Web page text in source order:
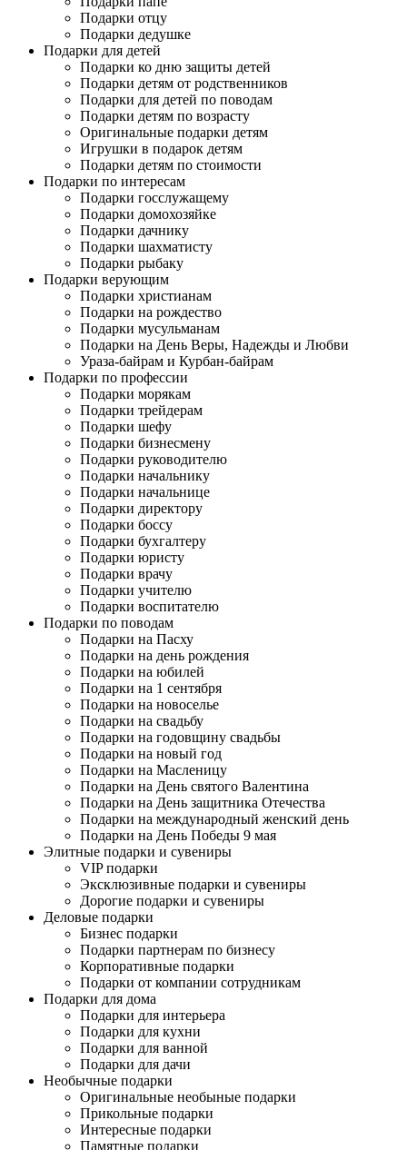
Подарки отцу
Подарки дедушке
Подарки для детей
Подарки ко дню защиты детей
Подарки детям от родственников
Подарки для детей по поводам
Подарки детям по возрасту
Оригинальные подарки детям
Игрушки в подарок детям
Подарки детям по стоимости
Подарки по интересам
Подарки госслужащему
Подарки домохозяйке
Подарки дачнику
Подарки шахматисту
Подарки рыбаку
Подарки верующим
Подарки христианам
Подарки на рождество
Подарки мусульманам
Подарки на День Веры, Надежды и Любви
Ураза-байрам и Курбан-байрам
Подарки по профессии
Подарки морякам
Подарки трейдерам
Подарки шефу
Подарки бизнесмену
Подарки руководителю
Подарки начальнику
Подарки начальнице
Подарки директору
Подарки боссу
Подарки бухгалтеру
Подарки юристу
Подарки врачу
Подарки учителю
Подарки воспитателю
Подарки по поводам
Подарки на Пасху
Подарки на день рождения
Подарки на юбилей
Подарки на 1 сентября
Подарки на новоселье
Подарки на свадьбу
Подарки на годовщину свадьбы
Подарки на новый год
Подарки на Масленицу
Подарки на День святого Валентина
Подарки на День защитника Отечества
Подарки на международный женский день
Подарки на День Победы 9 мая
Элитные подарки и сувениры
VIP подарки
Эксклюзивные подарки и сувениры
Дорогие подарки и сувениры
Деловые подарки
Бизнес подарки
Подарки партнерам по бизнесу
Корпоративные подарки
Подарки от компании сотрудникам
Подарки для дома
Подарки для интерьера
Подарки для кухни
Подарки для ванной
Подарки для дачи
Необычные подарки
Оригинальные необыные подарки
Прикольные подарки
Интересные подарки
Памятные подарки